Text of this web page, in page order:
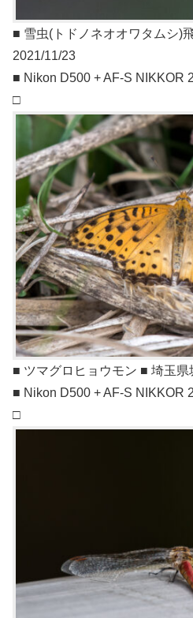
■ 雪虫(トドノネオオワタムシ)
2021/11/23
■ Nikon D500 + AF-S NIKKOR
□
■ ツマグロヒョウモン ■ 埼玉
■ Nikon D500 + AF-S NIKKOR
□